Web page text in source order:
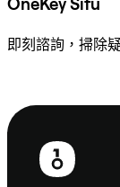
OneKey Sifu
即刻諮詢，掃除
頁